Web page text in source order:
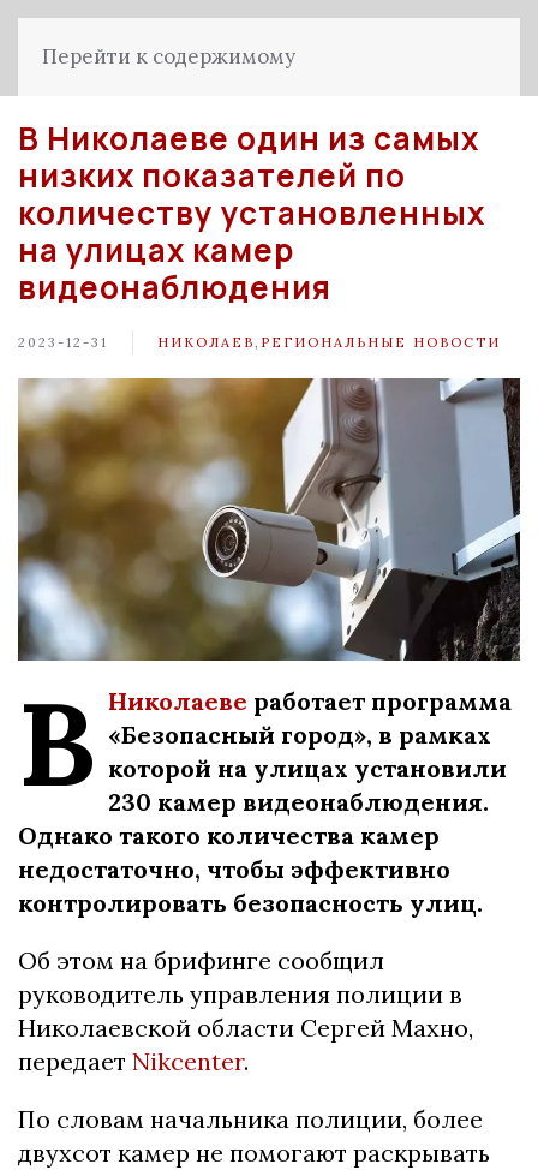
Перейти к содержимому
В Николаеве один из самых
низких показателей по
количеству установленных
на улицах камер
видеонаблюдения
2023-12-31 НИКОЛАЕВ РЕГИОНАЛЬНЫЕ НОВОСТИ
В Николаеве работает программа
«Безопасный город», в рамках
которой на улицах установили
230 камер видеонаблюдения.
Однако такого количества камер
недостаточно, чтобы эффективно
контролировать безопасность улиц.
Об этом на брифинге сообщил
руководитель управления полиции в
Николаевской области Сергей Махно,
передает Nikcenter.
По словам начальника полиции, более
двухсот камер не помогают раскрывать